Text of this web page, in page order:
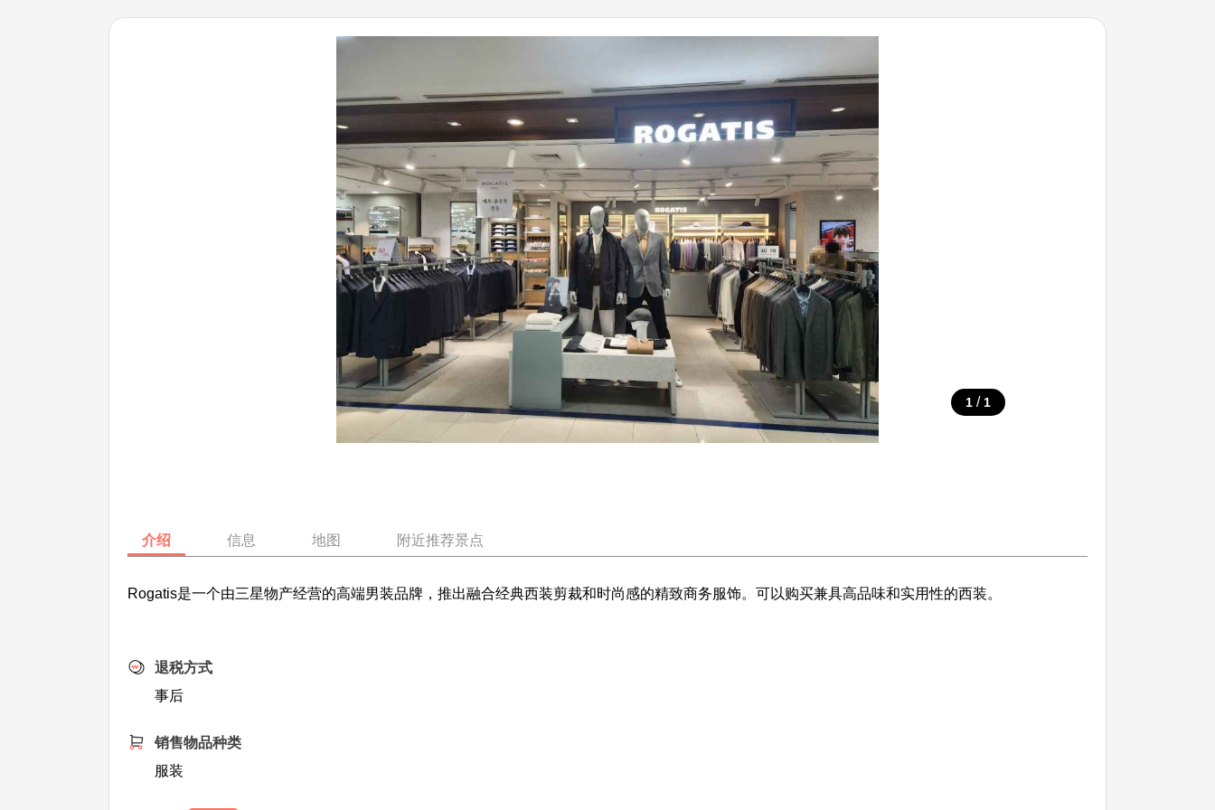
1 / 1
介绍 信息 地图 附近推荐景点
Rogatis是一个由三星物产经营的高端男装品牌，推出融合经典西装剪裁和时尚感的精致商务服饰。可以购买兼具高品味和实用性的西装。
退税方式
事后
销售物品种类
服装